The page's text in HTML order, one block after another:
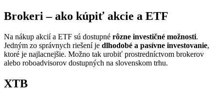
Brokeri – ako kúpiť akcie a ETF
Na nákup akcií a ETF sú dostupné rôzne investičné možnosti.
Jedným zo správnych riešení je dlhodobé a pasívne investovanie,
ktoré je najlacnejšie. Možno tak urobiť prostredníctvom brokerov
alebo roboadvisorov dostupných na slovenskom trhu.
XTB